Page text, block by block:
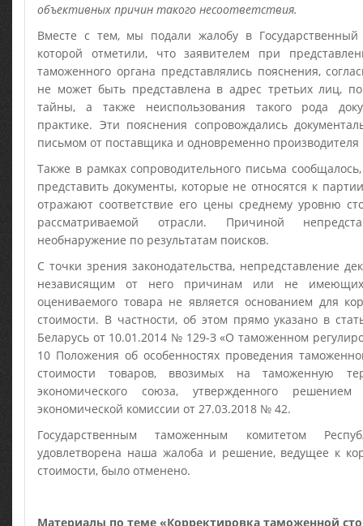
объективных причин такого несоответствия.
Вместе с тем, мы подали жалобу в
которой отметили, что заявителем при
таможенного органа представлялись пояснения,
не может быть представлена в адрес третьих лиц,
тайны, а также неиспользования такого рода
практике. Эти пояснения сопровождались
письмом от поставщика и одновременно производителя
Также в рамках сопроводительного письма
представить документы, которые не относятся к
отражают соответствие его цены среднему уровню
рассматриваемой отрасли. Причиной
необнаружение по результатам поисков.
С точки зрения законодательства, непредставление
независящим от него причинам или не
оцениваемого товара не является основанием для
стоимости. В частности, об этом прямо указано в
Беларусь от 10.01.2014 № 129-З «О таможенном
10 Положения об особенностях проведения
стоимости товаров, ввозимых на таможенную
экономического союза, утвержденного решением
экономической комиссии от 27.03.2018 № 42.
Государственным таможенным комитетом
удовлетворена наша жалоба и решение, ведущее к
стоимости, было отменено.
Материалы по теме «Корректировка таможенной